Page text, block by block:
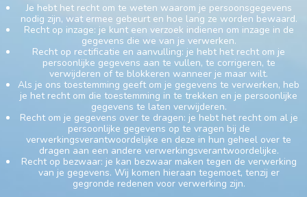
Je hebt het recht om te weten waarom je persoonsgegevens
nodig zijn, wat ermee gebeurt en hoe lang ze worden bewaard.
Recht op inzage: je kunt een verzoek indienen om inzage in de
gegevens die we van je verwerken.
Recht op rectificatie en aanvulling: je hebt het recht om je
persoonlijke gegevens aan te vullen, te corrigeren, te
verwijderen of te blokkeren wanneer je maar wilt.
Als je ons toestemming geeft om je gegevens te verwerken, heb
je het recht om die toestemming in te trekken en je persoonlijke
gegevens te laten verwijderen.
Recht om je gegevens over te dragen: je hebt het recht om al je
persoonlijke gegevens op te vragen bij de
verwerkingsverantwoordelijke en deze in hun geheel over te
dragen aan een andere verwerkingsverantwoordelijke.
Recht op bezwaar: je kan bezwaar maken tegen de verwerking
van je gegevens. Wij komen hieraan tegemoet, tenzij er
gegronde redenen voor verwerking zijn.